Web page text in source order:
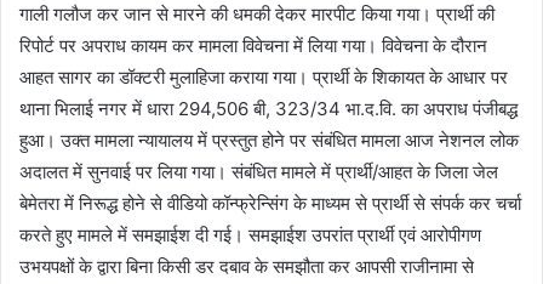
गाली गलौज कर जान से मारने की धमकी देकर मारपीट किया गया। प्रार्थी की
रिपोर्ट पर अपराध कायम कर मामला विवेचना में लिया गया। विवेचना के दौरान
आहत सागर का डॉक्टरी मुलाहिजा कराया गया। प्रार्थी के शिकायत के आधार पर
थाना भिलाई नगर में धारा 294,506 बी, 323/34 भा.द.वि. का अपराध पंजीबद्ध
हुआ। उक्त मामला न्यायालय में प्रस्तुत होने पर संबंधित मामला आज नेशनल लोक
अदालत में सुनवाई पर लिया गया। संबंधित मामले में प्रार्थी/आहत के जिला जेल
बेमेतरा में निरूद्ध होने से वीडियो कॉन्फ्रेन्सिंग के माध्यम से प्रार्थी से संपर्क कर चर्चा
करते हुए मामले में समझाईश दी गई। समझाईश उपरांत प्रार्थी एवं आरोपीगण
उभयपक्षों के द्वारा बिना किसी डर दबाव के समझौता कर आपसी राजीनामा से